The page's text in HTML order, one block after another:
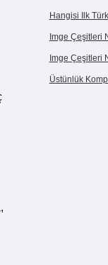
Hangisi Ilk
Imge Çeşitleri
Imge Çeşitleri
Üstünlük